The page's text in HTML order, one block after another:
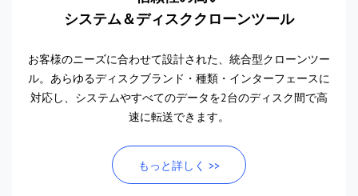
システム＆ディスククローンツール
お客様のニーズに合わせて設計された、統合型クローンツー
ル。あらゆるディスクブランド・種類・インターフェースに
対応し、システムやすべてのデータを2台のディスク間で高
速に転送できます。
もっと詳しく >>